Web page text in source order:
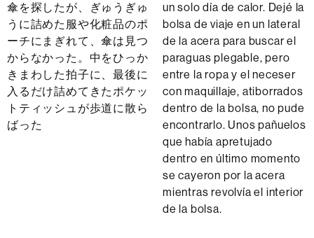
傘を探したが、ぎゅうぎゅ
うに詰めた服や化粧品のポ
ーチにまぎれて、傘は見つ
からなかった。中をひっか
きまわした拍子に、最後に
入るだけ詰めてきたポケッ
トティッシュが歩道に散ら
ばった
un solo día de calor. Dejé la
bolsa de viaje en un lateral
de la acera para buscar el
paraguas plegable, pero
entre la ropa y el neceser
con maquillaje, atiborrados
dentro de la bolsa, no pude
encontrarlo. Unos pañuelos
que había apretujado
dentro en último momento
se cayeron por la acera
mientras revolvía el interior
de la bolsa.